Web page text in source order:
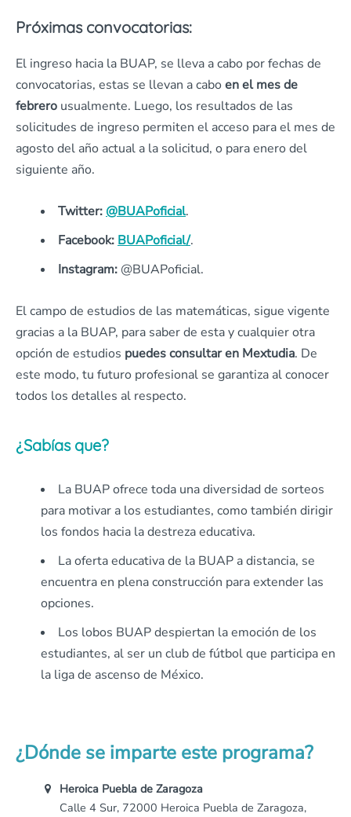
Próximas convocatorias:
El ingreso hacia la BUAP, se lleva a cabo por fechas de
convocatorias, estas se llevan a cabo en el mes de
febrero usualmente. Luego, los resultados de las
solicitudes de ingreso permiten el acceso para el mes de
agosto del año actual a la solicitud, o para enero del
siguiente año.
Twitter: @BUAPoficial.
Facebook: BUAPoficial/.
Instagram: @BUAPoficial.
El campo de estudios de las matemáticas, sigue vigente
gracias a la BUAP, para saber de esta y cualquier otra
opción de estudios puedes consultar en Mextudia. De
este modo, tu futuro profesional se garantiza al conocer
todos los detalles al respecto.
¿Sabías que?
La BUAP ofrece toda una diversidad de sorteos
para motivar a los estudiantes, como también dirigir
los fondos hacia la destreza educativa.
La oferta educativa de la BUAP a distancia, se
encuentra en plena construcción para extender las
opciones.
Los lobos BUAP despiertan la emoción de los
estudiantes, al ser un club de fútbol que participa en
la liga de ascenso de México.
¿Dónde se imparte este programa?
Heroica Puebla de Zaragoza
Calle 4 Sur, 72000 Heroica Puebla de Zaragoza,